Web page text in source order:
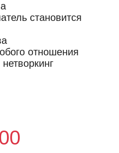
становится
отношения